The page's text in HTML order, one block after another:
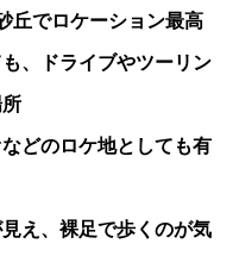
丘でロケーション最高
、ドライブやツーリン
どのロケ地としても有
え、裸足で歩くのが気